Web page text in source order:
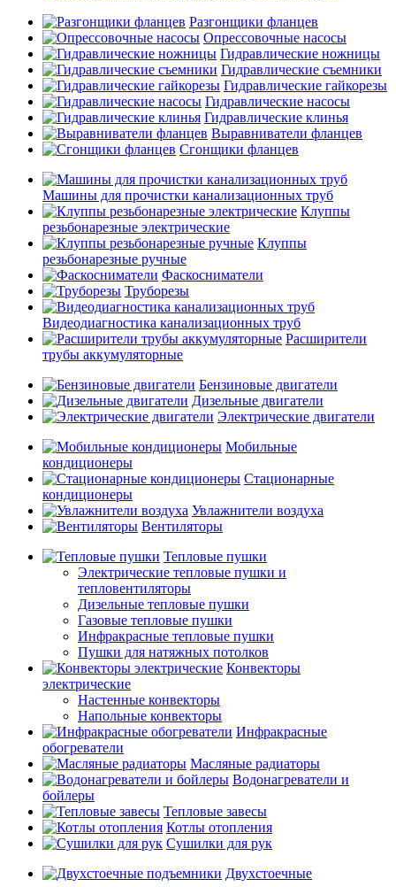
Разгонщики фланцев
Опрессовочные насосы
Гидравлические ножницы
Гидравлические съемники
Гидравлические гайкорезы
Гидравлические насосы
Гидравлические клинья
Выравниватели фланцев
Сгонщики фланцев
Машины для прочистки канализационных труб
Клуппы
резьбонарезные электрические
Клуппы
резьбонарезные ручные
Фаскосниматели
Труборезы
Видеодиагностика канализационных труб
Расширители
трубы аккумуляторные
Бензиновые двигатели
Дизельные двигатели
Электрические двигатели
Мобильные
кондиционеры
Стационарные
кондиционеры
Увлажнители воздуха
Вентиляторы
Тепловые пушки
Электрические тепловые пушки и
тепловентиляторы
Дизельные тепловые пушки
Газовые тепловые пушки
Инфракрасные тепловые пушки
Пушки для натяжных потолков
Конвекторы
электрические
Настенные конвекторы
Напольные конвекторы
Инфракрасные
обогреватели
Масляные радиаторы
Водонагреватели и
бойлеры
Тепловые завесы
Котлы отопления
Сушилки для рук
Двухстоечные